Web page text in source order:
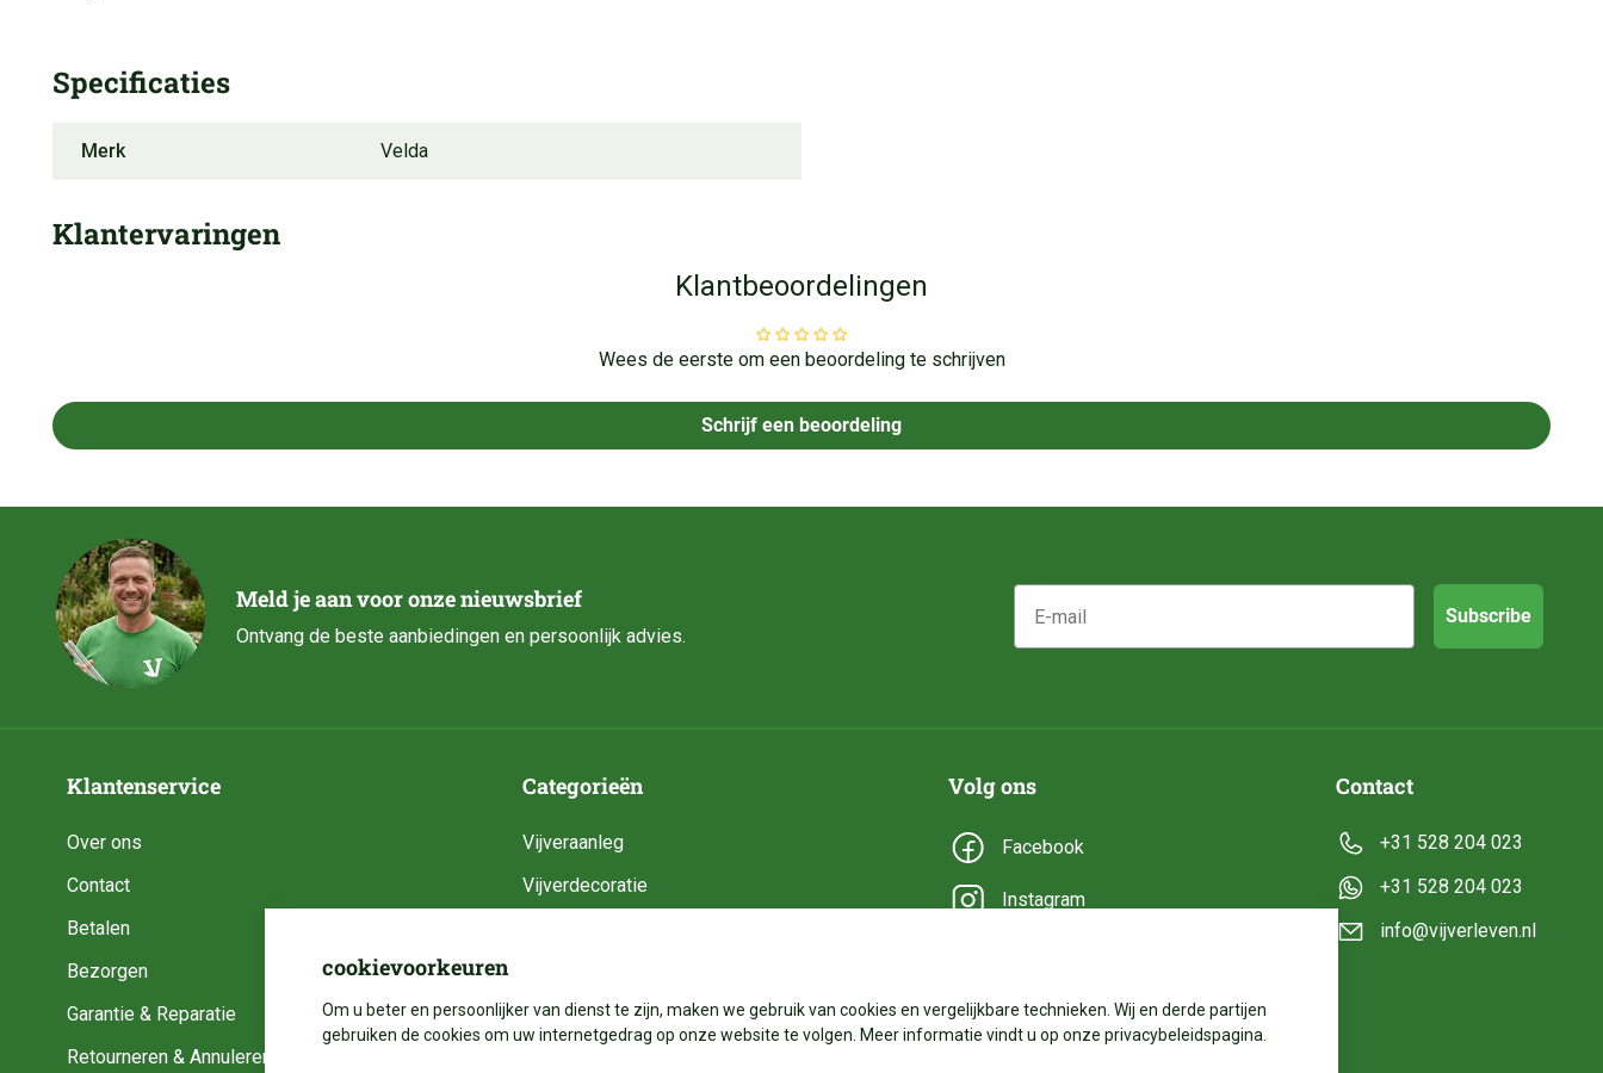
Specificaties
Merk Velda
Klantervaringen
Klantbeoordelingen
Wees de eerste om een beoordeling te schrijven
Schrijf een beoordeling
Meld je aan voor onze nieuwsbrief
Ontvang de beste aanbiedingen en persoonlijk advies.
E-mail
Subscribe
Klantenservice
Over ons
Contact
Betalen
Bezorgen
Garantie & Reparatie
Retourneren & Annuleren
Categorieën
Vijveraanleg
Vijverdecoratie
Vijverbenodigdheden
Volg ons
Facebook
Instagram
Contact
+31 528 204 023
+31 528 204 023
info@vijverleven.nl
cookievoorkeuren
Om u beter en persoonlijker van dienst te zijn, maken we gebruik van cookies en vergelijkbare technieken. Wij en derde partijen
gebruiken de cookies om uw internetgedrag op onze website te volgen. Meer informatie vindt u op onze privacybeleidspagina.